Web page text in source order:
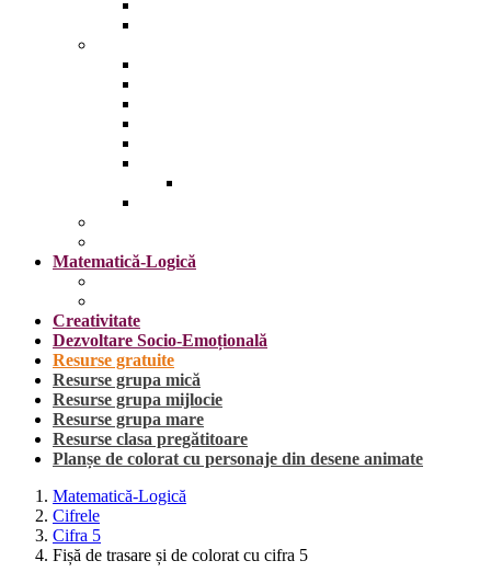
Matematică-Logică
Creativitate
Dezvoltare Socio-Emoțională
Resurse gratuite
Resurse grupa mică
Resurse grupa mijlocie
Resurse grupa mare
Resurse clasa pregătitoare
Planșe de colorat cu personaje din desene animate
Matematică-Logică
Cifrele
Cifra 5
Fișă de trasare și de colorat cu cifra 5